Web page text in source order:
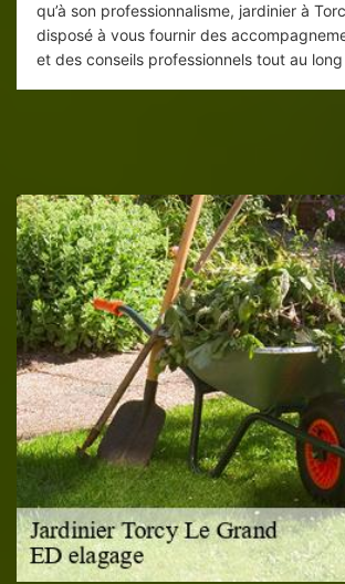
qu’à son professionnalisme, jardinier à
disposé à vous fournir des
et des conseils professionnels tout au